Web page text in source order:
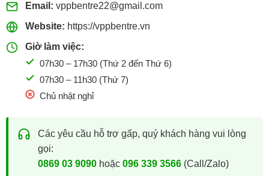
Email: vppbentre22@gmail.com
Website: https://vppbentre.vn
Giờ làm việc:
07h30 – 17h30 (Thứ 2 đến Thứ 6)
07h30 – 11h30 (Thứ 7)
Chủ nhật nghỉ
Các yêu cầu hỗ trợ gấp, quý khách hàng vui lòng
gọi:
0869 03 9090hoặc 096 339 3566(Call/Zalo)